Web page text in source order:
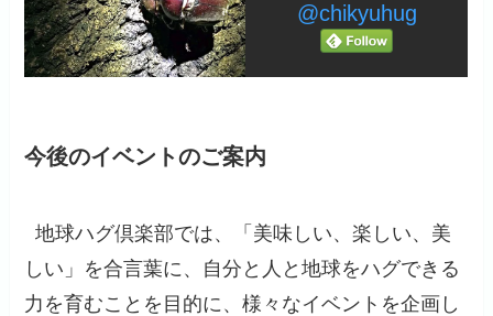
@chikyuhug
今後のイベントのご案内
地球ハグ倶楽部では、「美味しい、楽しい、美
しい」を合言葉に、自分と人と地球をハグできる
力を育むことを目的に、様々なイベントを企画し